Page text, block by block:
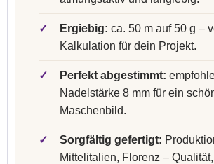
✓ Ergiebig: ca. 50 m auf 50 g –
Kalkulation für dein Projekt.
✓ Perfekt abgestimmt:
Nadelstärke 8 mm für ein
Maschenbild.
✓ Sorgfältig gefertigt:
Mittelitalien, Florenz –